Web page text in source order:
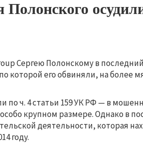
Полонского
Сергею Полонскому в
которой его обвиняли, на более
по ч. 4 статьи 159 УК РФ — в
крупном размере. Однако в
деятельности, которая
году.